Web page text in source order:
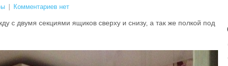
Комментариев нет
с двумя секциями ящиков сверху и снизу, а так же полкой под